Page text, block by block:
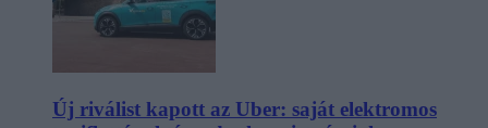
Új riválist kapott az Uber: saját elektromos